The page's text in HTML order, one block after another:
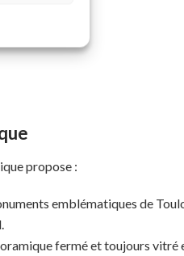
propose :
emblématiques de
fermé et toujours vitré